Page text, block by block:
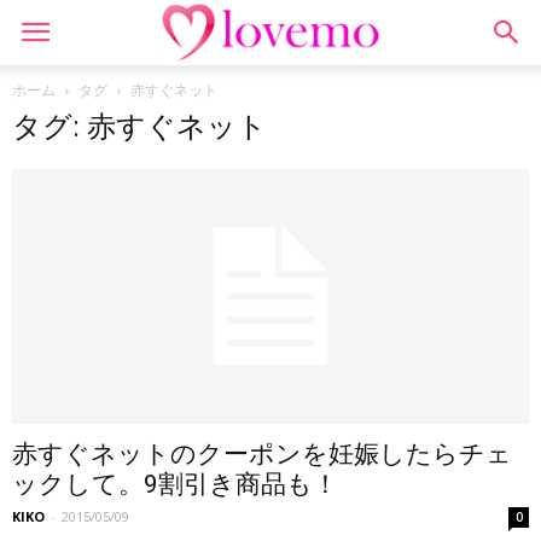
ホーム タグ 赤すぐネット
タグ: 赤すぐネット
赤すぐネットのクーポンを妊娠したらチェ
ックして。9割引き商品も！
KIKO - 2015/05/09 0